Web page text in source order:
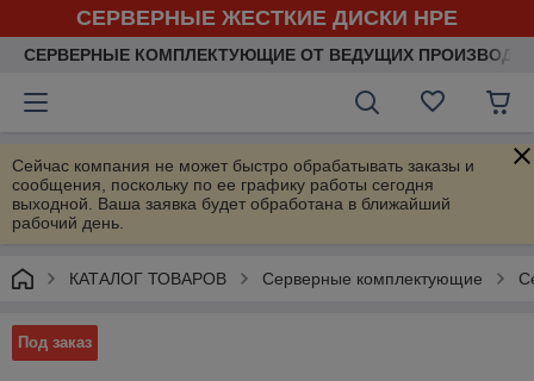
СЕРВЕРНЫЕ ЖЕСТКИЕ ДИСКИ HPE
СЕРВЕРНЫЕ КОМПЛЕКТУЮЩИЕ ОТ ВЕДУЩИХ
Сейчас компания не может быстро обрабатывать заказы и
сообщения, поскольку по ее графику работы сегодня
выходной. Ваша заявка будет обработана в ближайший
рабочий день.
КАТАЛОГ ТОВАРОВ Серверные комплектующие
Под заказ